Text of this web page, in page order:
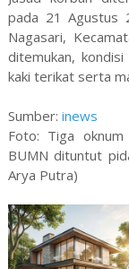
pada 21 Agustus
Nagasari,
ditemukan,
kaki terikat serta
Sumber: inews
Foto: Tiga
BUMN dituntut
Arya Putra)